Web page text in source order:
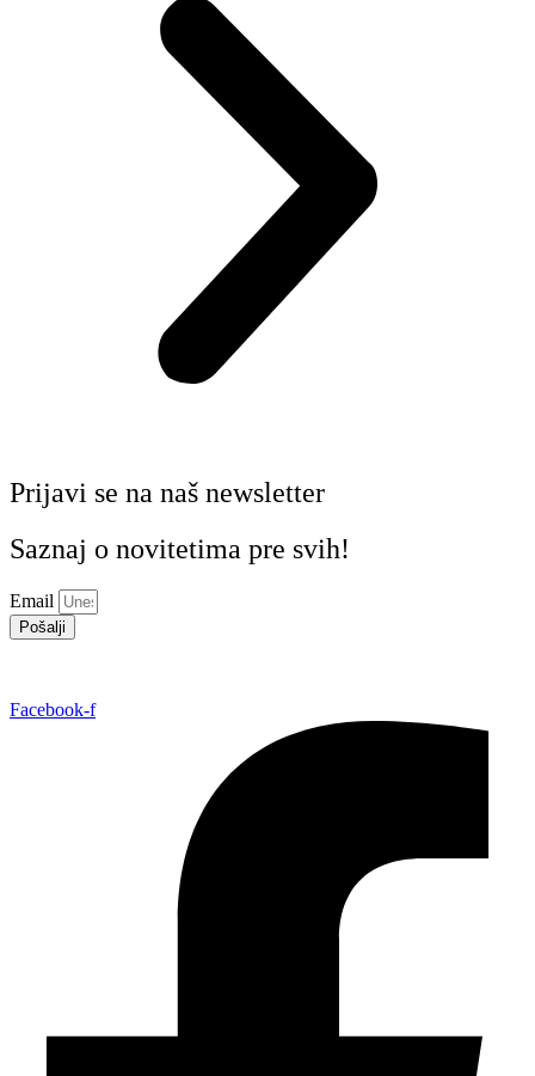
Prijavi se na naš newsletter
Saznaj o novitetima pre svih!
Email
Pošalji
Facebook-f